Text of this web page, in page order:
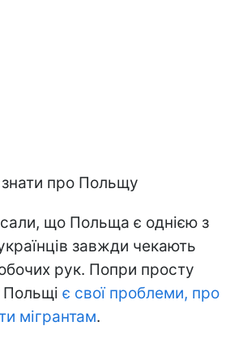
про Польщу
що Польща є однією з
завжди чекають
рук. Попри просту
Польщі є свої проблеми, про
мігрантам.